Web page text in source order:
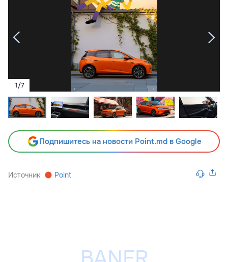
1/7
Подпишитесь на новости Point.md в Google
Источник Point